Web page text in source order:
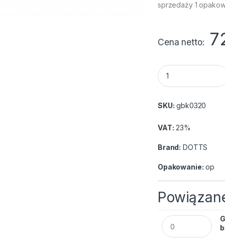
sprzedaży 1
Cena netto
Grzbiety do
SKU: gbk0320
VAT: 23%
Brand: DOTTS
Opakowanie: op
Grzbiety do